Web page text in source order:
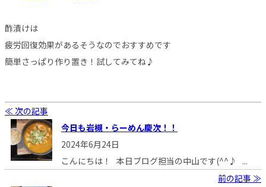
酢漬けは
疲労回復効果があるそうなのでおすすめです
簡単さっぱり作り置き！試してみてね♪
≪ 次の記事
今日も岩槻・らーめん慶次！！
2024年6月24日
こんにちは！ 本日ブログ担当の中山です(^^♪ ...
前の記事 ≫